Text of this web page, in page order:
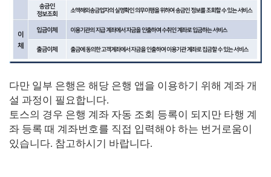
다만 일부 은행은 해당 은행 앱을 이용하기 위해 계좌 개
설 과정이 필요합니다.
토스의 경우 은행 계좌 자동 조회 등록이 되지만 타행 계
좌 등록 때 계좌번호를 직접 입력해야 하는 번거로움이
있습니다. 참고하시기 바랍니다.